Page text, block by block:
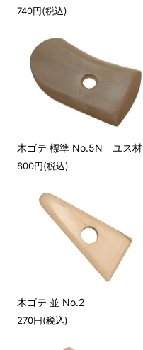
740円(税込)
木ゴテ 標準 No.5N ユス材
800円(税込)
木ゴテ 並 No.2
270円(税込)